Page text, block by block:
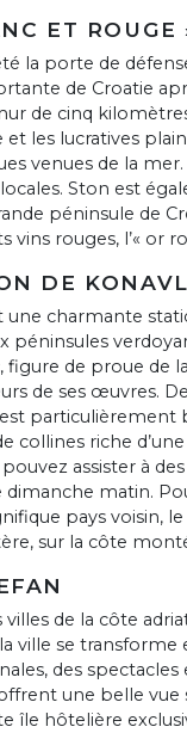
ET ROUGE
la porte de
de Croatie
de cinq
les lucratives
venues de la
Ston est
péninsule de
rouges, l’« or
DE
une charmante
péninsules
de proue de
de ses œuvres.
particulièrement
collines riche
assister à
dimanche matin.
pays voisin,
sur la côte
de la côte
ville se
des spectacles
une belle vue
île hôtelière